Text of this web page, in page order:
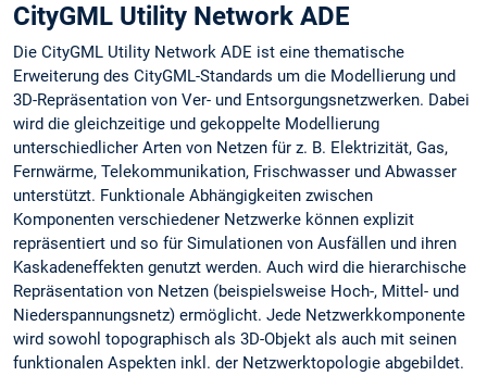
CityGML Utility Network ADE
Die CityGML Utility Network ADE ist eine thematische
Erweiterung des CityGML-Standards um die Modellierung und
3D-Repräsentation von Ver- und Entsorgungsnetzwerken. Dabei
wird die gleichzeitige und gekoppelte Modellierung
unterschiedlicher Arten von Netzen für z. B. Elektrizität, Gas,
Fernwärme, Telekommunikation, Frischwasser und Abwasser
unterstützt. Funktionale Abhängigkeiten zwischen
Komponenten verschiedener Netzwerke können explizit
repräsentiert und so für Simulationen von Ausfällen und ihren
Kaskadeneffekten genutzt werden. Auch wird die hierarchische
Repräsentation von Netzen (beispielsweise Hoch-, Mittel- und
Niederspannungsnetz) ermöglicht. Jede Netzwerkkomponente
wird sowohl topographisch als 3D-Objekt als auch mit seinen
funktionalen Aspekten inkl. der Netzwerktopologie abgebildet.